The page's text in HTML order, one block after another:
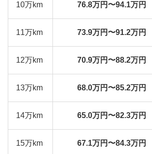
10万km 76.8万円〜94.1万円
11万km 73.9万円〜91.2万円
12万km 70.9万円〜88.2万円
13万km 68.0万円〜85.2万円
14万km 65.0万円〜82.3万円
15万km 67.1万円〜84.3万円